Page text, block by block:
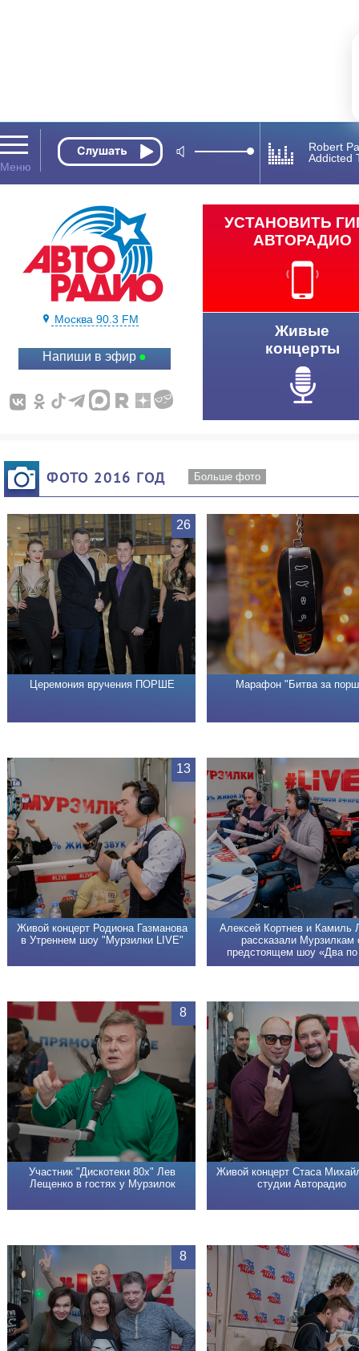
Robert
Addicted
Москва 90.3 FM
Напиши в эфир
УСТАНОВИТЬ
АВТОРАДИО
Живые
концерты
ФОТО 2016 ГОД Больше фото
Церемония вручения ПОРШЕ
26
Марафон "Битва за
Живой концерт Родиона Газманова
в Утреннем шоу "Мурзилки LIVE"
13
Алексей Кортнев и Камиль
рассказали Мурзилкам
предстоящем шоу «Два по
Участник "Дискотеки 80х" Лев
Лещенко в гостях у Мурзилок
8
Живой концерт Стаса
студии Авторадио
8